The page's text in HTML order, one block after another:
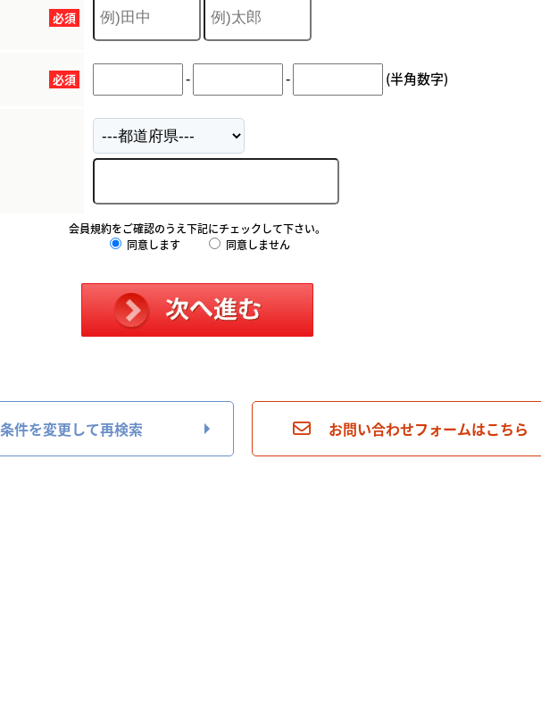
必須
必須 - - (半角数字)
会員規約をご確認のうえ下記にチェックして下さい。
同意します
同意しません
条件を変更して再検索 お問い合わせフォームはこちら